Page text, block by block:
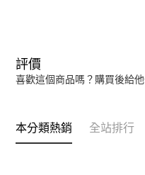
評價
喜歡這個商品嗎？購買後給
本分類熱銷 全站排行